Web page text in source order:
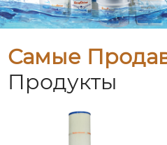
Самые
Продукты